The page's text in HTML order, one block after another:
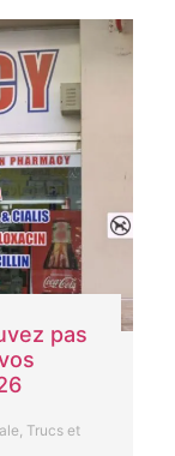
pas
, Trucs et